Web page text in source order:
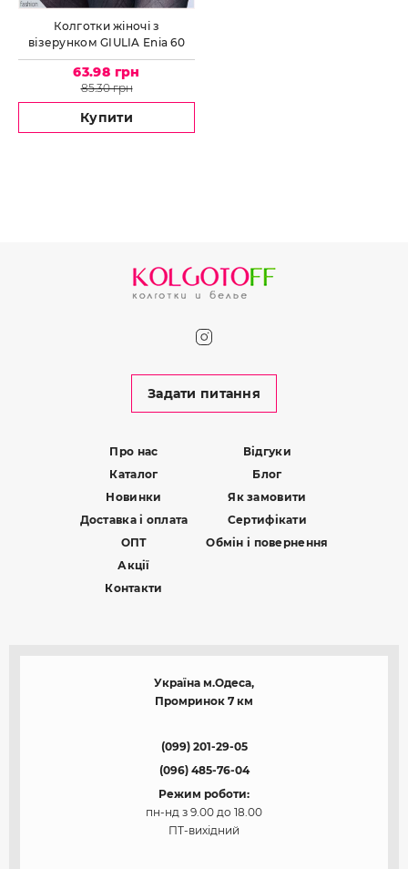
Колготки жіночі з
візерунком GIULIA Enia 60
model 1
63.98 грн
85.30 грн
Купити
Задати питання
Про нас
Каталог
Новинки
Доставка і оплата
ОПТ
Акції
Контакти
Відгуки
Блог
Як замовити
Сертифікати
Обмін і повернення
Україна м.Одеса,
Промринок 7 км
(099) 201-29-05
(096) 485-76-04
Режим роботи:
пн-нд з 9.00 до 18.00
ПТ-вихідний